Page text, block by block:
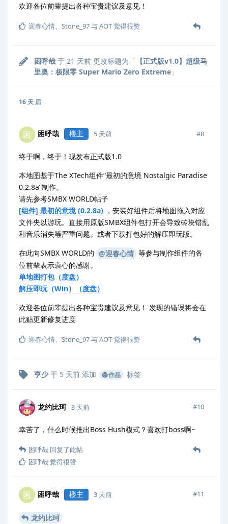
欢迎各位前辈提出各种宝贵建议及意见！
迎春心情、 Stone_97与AOT觉得很赞
困呼哉 于 21 天前 更改标题为「 【正式版v1.0】超级马
里奥：极限零 Super Mario Zero Extreme 」
16 天 后
困 困呼哉 楼主 5 天前 #8
终于啊，终于！现发布正式版1.0
本地图基于The XTech组件“最初的意境 Nostalgic Paradise
0.2.8a”制作。
请先参考SMBX WORLD帖子
[组件] 最初的意境 (0.2.8a) ，安装好组件后将地图拖入对应
文件夹以游玩。直接用原版SMBX组件包打开会导致砖块错乱
和音乐消失等严重问题。或者下载打包好的解压即玩版。
在此向SMBX WORLD的 @迎春心情 等参与制作组件的各
位前辈表示衷心的感谢。
单地图打包（度盘）
解压即玩（Win）（度盘）
欢迎各位前辈提出各种宝贵建议及意见！ 发现的错误将会在
此贴更新修复进度
迎春心情、 Stone_97与AOT觉得很赞
亨少于 5 天前 添加 作品 标签
龙约比珂 3 天前 #10
幸苦了，什么时候推出Boss Hush模式？喜欢打boss啊~
困呼哉 回复了此帖
困呼哉觉得很赞
困 困呼哉 楼主 3 天前 #11
龙约比珂